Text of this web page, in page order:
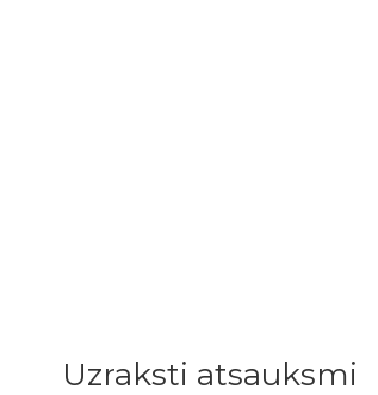
Uzraksti atsauksmi